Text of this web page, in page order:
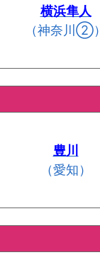
横浜隼人
（神奈川②）
豊川
（愛知）